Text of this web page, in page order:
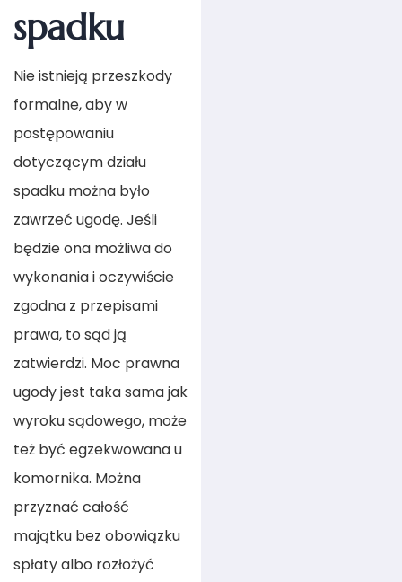
spadku
Nie istnieją przeszkody
formalne, aby w
postępowaniu
dotyczącym działu
spadku można było
zawrzeć ugodę. Jeśli
będzie ona możliwa do
wykonania i oczywiście
zgodna z przepisami
prawa, to sąd ją
zatwierdzi. Moc prawna
ugody jest taka sama jak
wyroku sądowego, może
też być egzekwowana u
komornika. Można
przyznać całość
majątku bez obowiązku
spłaty albo rozłożyć